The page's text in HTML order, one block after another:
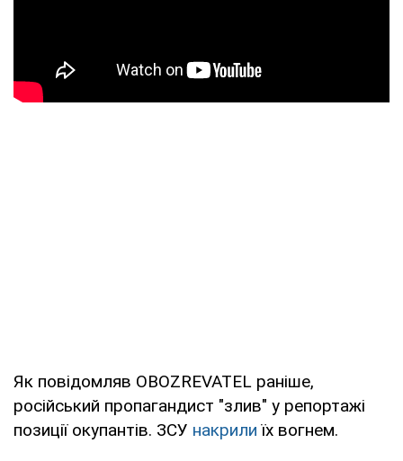
Як повідомляв OBOZREVATEL раніше,
російський пропагандист "злив" у репортажі
позиції окупантів. ЗСУ накрили їх вогнем.